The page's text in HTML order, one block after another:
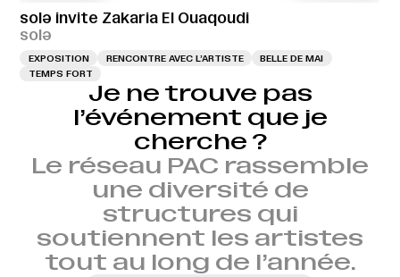
solə invite Zakaria El Ouaqoudi
solə
EXPOSITION RENCONTRE AVEC L’ARTISTE
BELLE DE MAI
TEMPS FORT
Je ne trouve pas
l’événement que je
cherche ?
Le réseau PAC rassemble
une diversité de
structures qui
soutiennent les artistes
tout au long de l’année.